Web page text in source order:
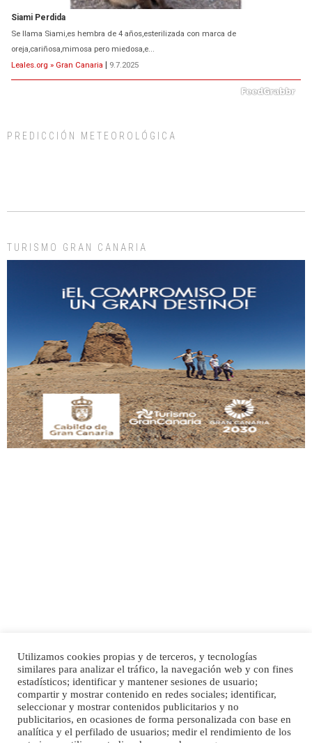
Siami Perdida
Se llama Siami,es hembra de 4 años,esterilizada con marca de
oreja,cariñosa,mimosa pero miedosa,e...
Leales.org » Gran Canaria | 9.7.2025
días, ella incluida...
Gato manso encontrado
Este gato macho ha aparecido en la calle hace menos de un mes, es muy
manso y extremadamente cari...
Leales.org » Gran Canaria | 9.7.2025
SHIBA PERDIDO AVDA JOSE MESA Y LOPEZ
PERRO MACHO RAZA SHIBA CON MICROCHIP PERDIDO HOY 06/07/2025 ZONA
MESA Y LOPEZ. ES MUY ASUSTADIZO
Leales.org » Gran Canaria | 6.7.2025
PREDICCIÓN METEOROLÓGICA
TURISMO GRAN CANARIA
Inicio Publicidad
Política de privacidad
Aviso Legal
Cláusula de Cookies
Enlaces de interés
Utilizamos cookies propias y de terceros, y tecnologías
similares para analizar el tráfico, la navegación web y con fines
estadísticos; identificar y mantener sesiones de usuario;
compartir y mostrar contenido en redes sociales; identificar,
seleccionar y mostrar contenidos publicitarios y no
publicitarios, en ocasiones de forma personalizada con base en
analítica y el perfilado de usuarios; medir el rendimiento de los